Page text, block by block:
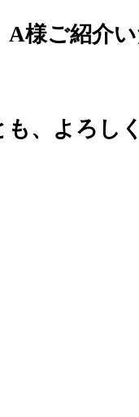
A様ご紹介
も、よろし